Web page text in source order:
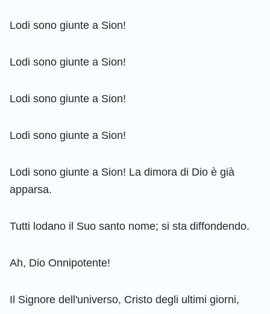
Lodi sono giunte a Sion!
Lodi sono giunte a Sion!
Lodi sono giunte a Sion!
Lodi sono giunte a Sion!
Lodi sono giunte a Sion! La dimora di Dio è già
apparsa.
Tutti lodano il Suo santo nome; si sta diffondendo.
Ah, Dio Onnipotente!
Il Signore dell'universo, Cristo degli ultimi giorni,